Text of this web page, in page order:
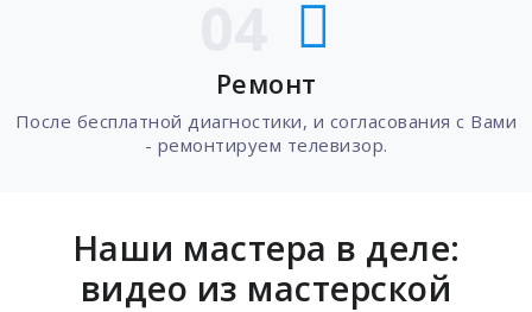
Ремонт
После бесплатной диагностики, и согласования с Вами
- ремонтируем телевизор.
Наши мастера в деле:
видео из мастерской